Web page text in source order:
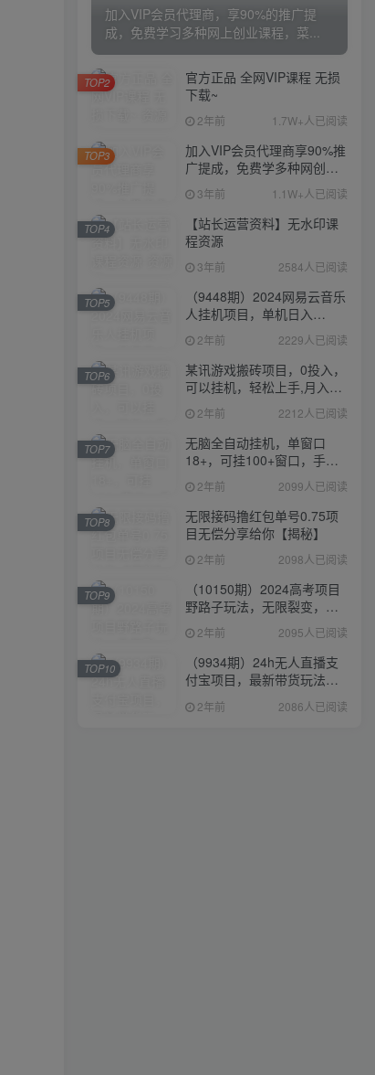
加入VIP会员代理商，享90%的推广提
成，免费学习多种网上创业课程，菜...
官方正品 全网VIP课程 无损
下载~
2年前 1.7W+人已阅读
TOP2
加入VIP会员代理商享90%推
广提成，免费学多种网创课
程，菜鸟秒变大神
3年前 1.1W+人已阅读
TOP3
【站长运营资料】无水印课
程资源
3年前 2584人已阅读
TOP4
（9448期）2024网易云音乐
人挂机项目，单机日入
150+，无脑月入5000+
2年前 2229人已阅读
TOP5
某讯游戏搬砖项目，0投入，
可以挂机，轻松上手,月入
3000+上不封顶
2年前 2212人已阅读
TOP6
无脑全自动挂机，单窗口
18+，可挂100+窗口，手机
电脑均可操作
2年前 2099人已阅读
TOP7
无限接码撸红包单号0.75项
目无偿分享给你【揭秘】
2年前 2098人已阅读
TOP8
（10150期）2024高考项目
野路子玩法，无限裂变，最
高一天1W＋！
2年前 2095人已阅读
TOP9
（9934期）24h无人直播支
付宝项目，最新带货玩法，
纯躺赚实测日入500+
2年前 2086人已阅读
TOP10